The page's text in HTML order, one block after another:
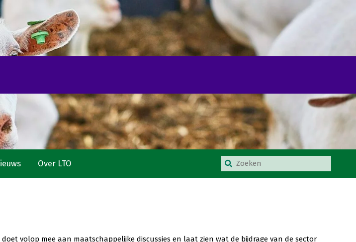
Over LTO
volop mee aan maatschappelijke discussies en laat zien wat de bijdrage van de sector